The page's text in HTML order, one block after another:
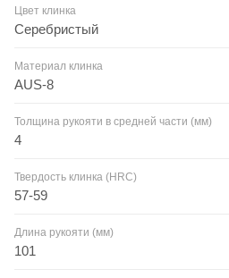
Цвет клинка
Серебристый
Материал клинка
AUS-8
Толщина рукояти в средней части (мм)
4
Твердость клинка (HRC)
57-59
Длина рукояти (мм)
101